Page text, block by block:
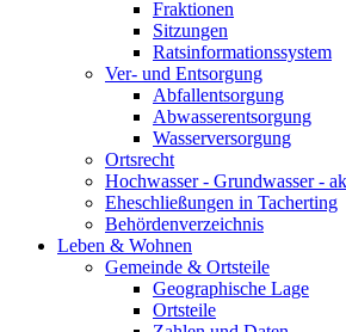
Fraktionen
Sitzungen
Ratsinformationssystem
Ver- und Entsorgung
Abfallentsorgung
Abwasserentsorgung
Wasserversorgung
Ortsrecht
Hochwasser - Grundwasser -
Eheschließungen in Tacherting
Behördenverzeichnis
Leben & Wohnen
Gemeinde & Ortsteile
Geographische Lage
Ortsteile